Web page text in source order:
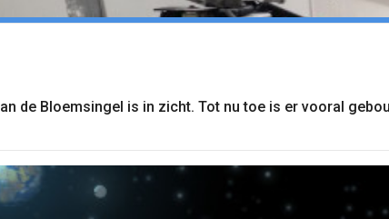
de Bloemsingel is in zicht. Tot nu toe is er vooral